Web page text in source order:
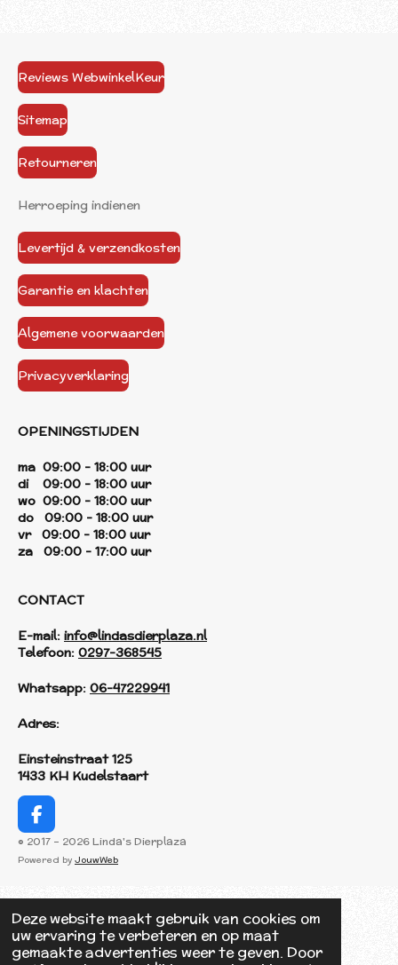
Deze website maakt gebruik van cookies om
uw ervaring te verbeteren en op maat
gemaakte advertenties weer te geven. Door
Reviews WebwinkelKeur
Sitemap
Retourneren
Herroeping indienen
Levertijd & verzendkosten
Garantie en klachten
Algemene voorwaarden
Privacyverklaring
OPENINGSTIJDEN
ma 09:00 - 18:00 uur
di 09:00 - 18:00 uur
wo 09:00 - 18:00 uur
do 09:00 - 18:00 uur
vr 09:00 - 18:00 uur
za 09:00 - 17:00 uur
CONTACT
E-mail: info@lindasdierplaza.nl
Telefoon: 0297-368545
Whatsapp: 06-47229941
Adres:
Einsteinstraat 125
1433 KH Kudelstaart
F
a
c
o
o
k
© 2017 - 2026 Linda's Dierplaza
Powered by JouwWeb